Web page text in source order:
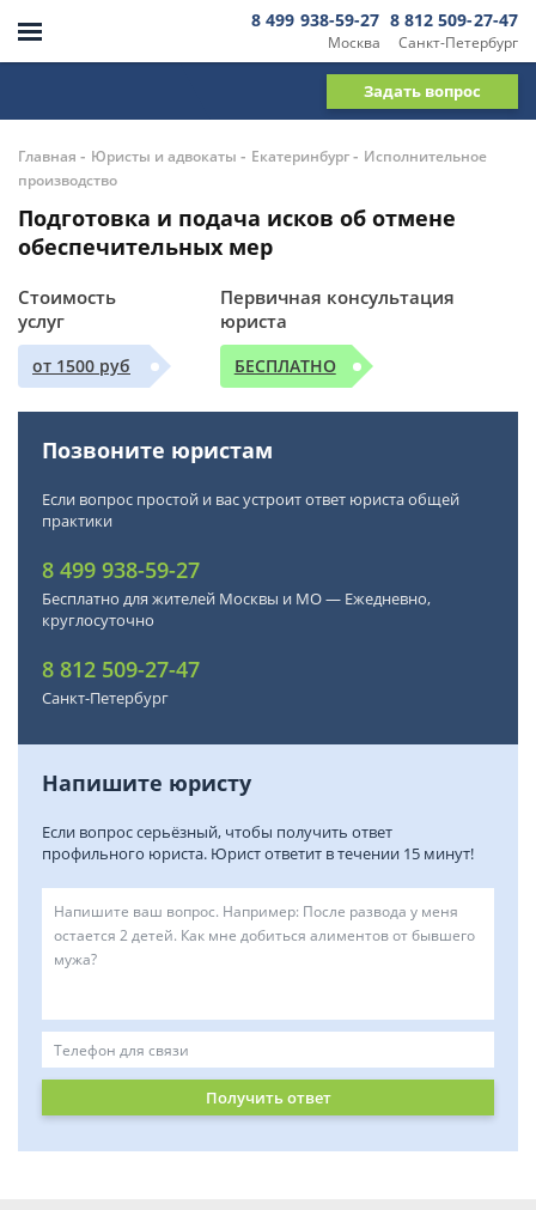
Москва
8 499 938-59-27
Санкт-Петербург
8 812 509-27-47
Задать вопрос
Главная - Юристы и адвокаты - Екатеринбург- Исполнительное
производство
Подготовка и подача исков об отмене
обеспечительных мер
Стоимость
услуг
от 1500 руб
Первичная консультация
юриста
БЕСПЛАТНО
Позвоните юристам
Если вопрос простой и вас устроит ответ юриста общей
практики
8 499 938-59-27
Бесплатно для жителей Москвы и МО — Ежедневно,
круглосуточно
8 812 509-27-47
Санкт-Петербург
Напишите юристу
Если вопрос серьёзный, чтобы получить ответ
профильного юриста. Юрист ответит в течении 15 минут!
Получить ответ